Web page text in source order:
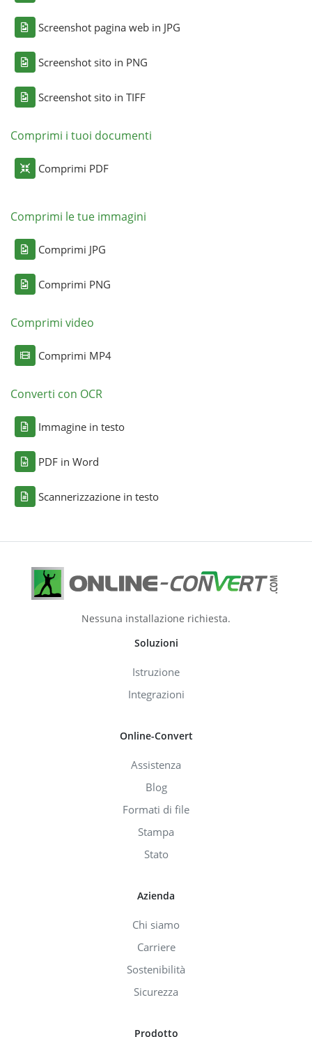
Screenshot pagina web in JPG
Screenshot sito in PNG
Screenshot sito in TIFF
Comprimi i tuoi documenti
Comprimi PDF
Comprimi le tue immagini
Comprimi JPG
Comprimi PNG
Comprimi video
Comprimi MP4
Converti con OCR
Immagine in testo
PDF in Word
Scannerizzazione in testo
Nessuna installazione richiesta.
Soluzioni
Istruzione
Integrazioni
Online-Convert
Assistenza
Blog
Formati di file
Stampa
Stato
Azienda
Chi siamo
Carriere
Sostenibilità
Sicurezza
Prodotto